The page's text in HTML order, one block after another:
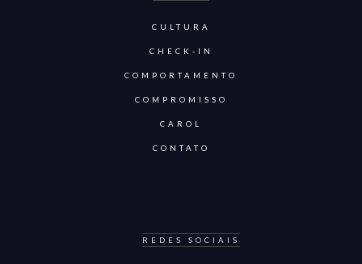
CULTURA
CHECK-IN
COMPORTAMENTO
COMPROMISSO
CAROL
CONTATO
REDES SOCIAIS